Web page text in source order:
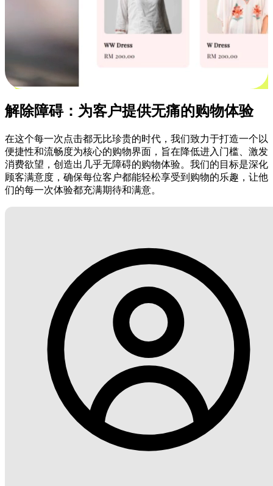
解除障碍：为客户提供无痛的购物体验
在这个每一次点击都无比珍贵的时代，我们致力于打造一个以
便捷性和流畅度为核心的购物界面，旨在降低进入门槛、激发
消费欲望，创造出几乎无障碍的购物体验。我们的目标是深化
顾客满意度，确保每位客户都能轻松享受到购物的乐趣，让他
们的每一次体验都充满期待和满意。